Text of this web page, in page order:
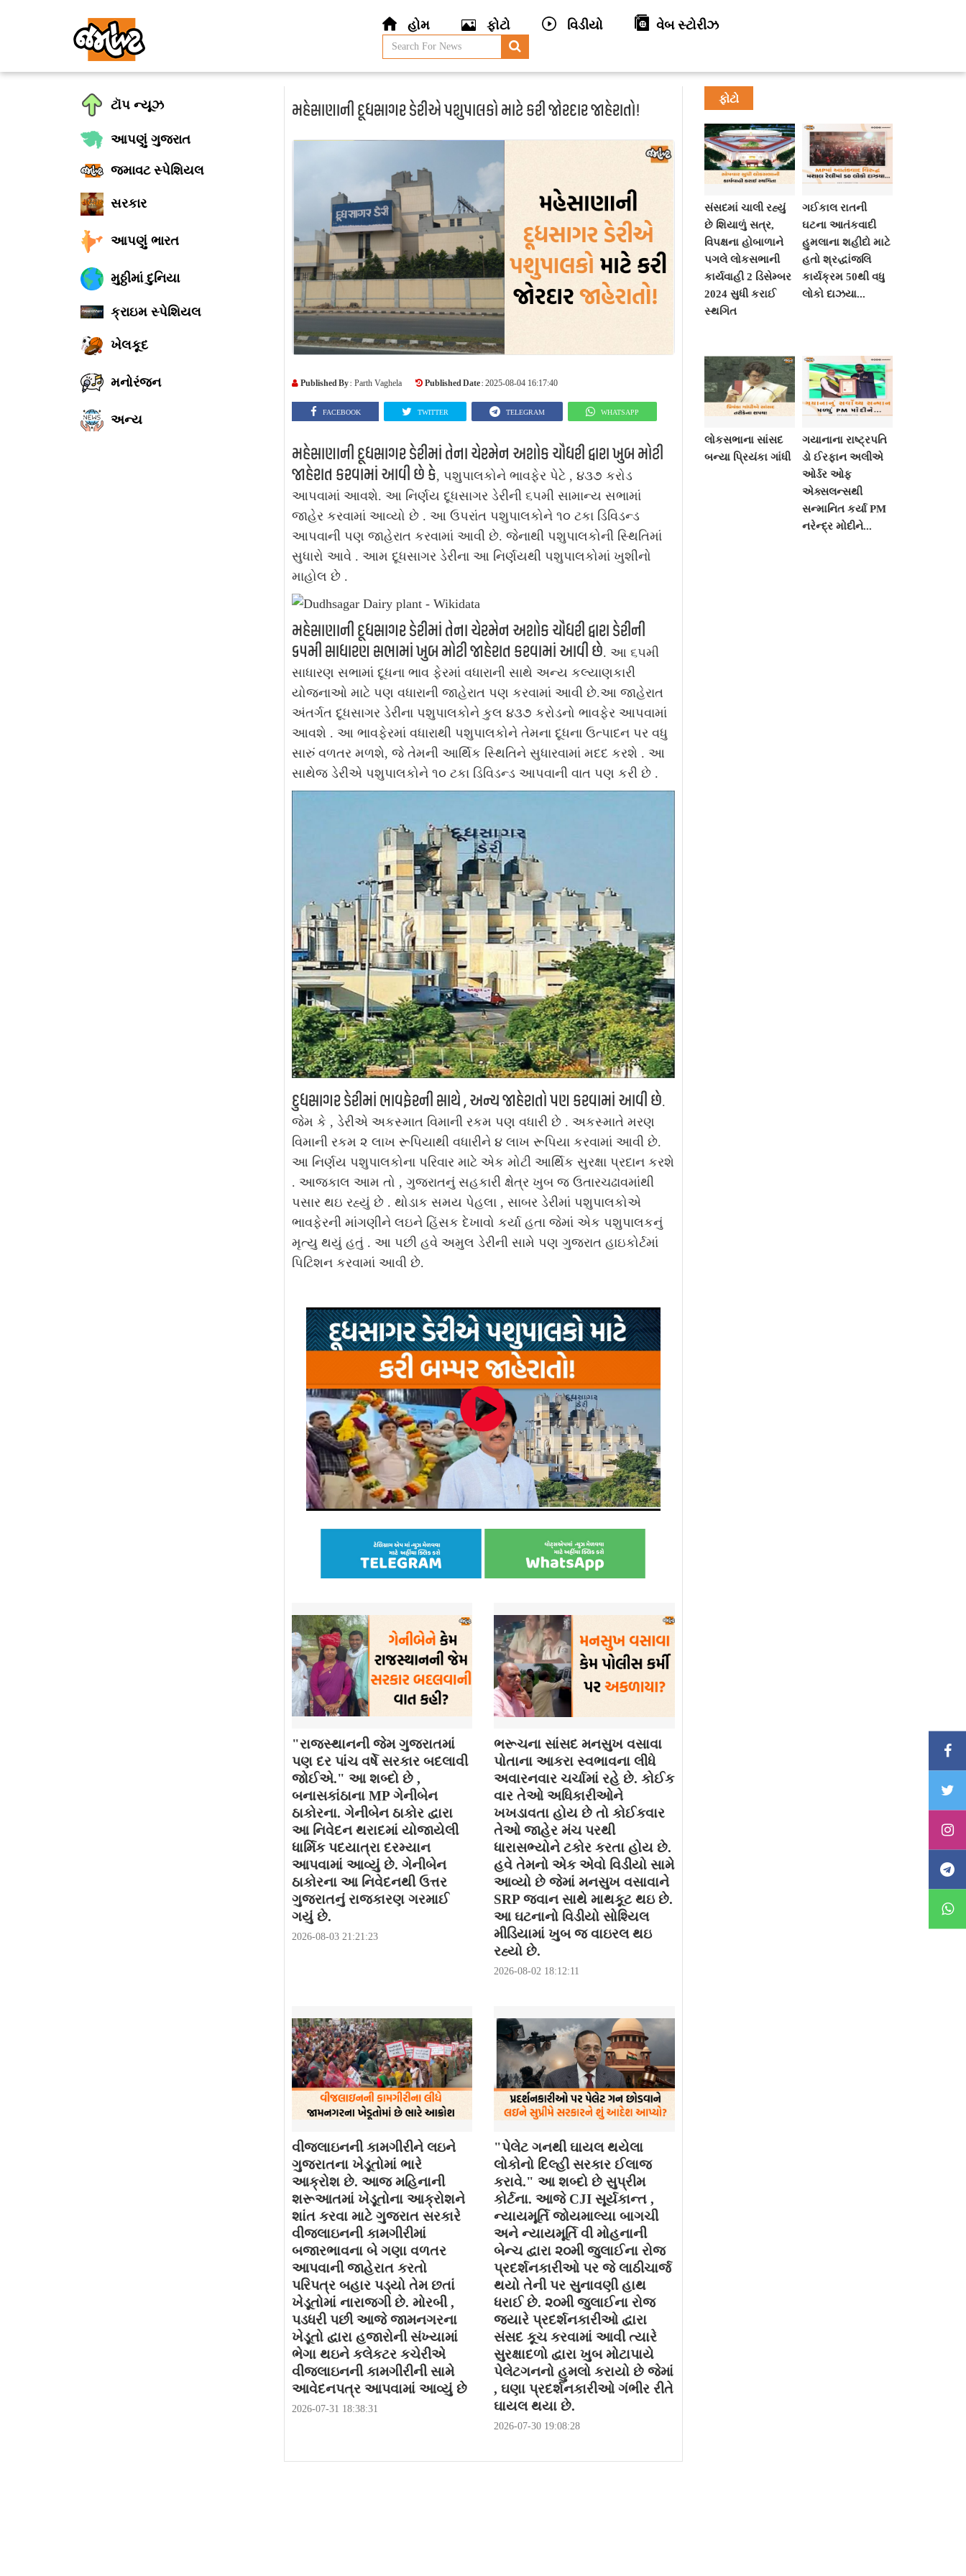
હોમ ફોટો વિડીયો વેબ સ્ટોરીઝ
ટૉપ ન્યૂઝ
આપણું ગુજરાત
જમાવટ સ્પેશિયલ
સરકાર
આપણું ભારત
મુઠ્ઠીમાં દુનિયા
ક્રાઇમ સ્પેશિયલ
ખેલકૂદ
મનોરંજન
અન્ય
મહેસાણાની દૂધસાગર ડેરીએ પશુપાલકો માટે કરી જોરદાર જાહેરાતો!
Published By : Parth Vaghela Published Date : 2025-08-04 16:17:40
FACEBOOK TWITTER TELEGRAM WHATSAPP
મહેસાણાની દૂધસાગર ડેરીમાં તેના ચેરમેન અશોક ચૌધરી દ્વારા ખુબ મોટી
જાહેરાત કરવામાં આવી છે કે, પશુપાલકોને ભાવફેર પેટે , ૪૩૭ કરોડ
આપવામાં આવશે. આ નિર્ણય દૂધસાગર ડેરીની ૬૫મી સામાન્ય સભામાં
જાહેર કરવામાં આવ્યો છે . આ ઉપરાંત પશુપાલકોને ૧૦ ટકા ડિવિડન્ડ
આપવાની પણ જાહેરાત કરવામાં આવી છે. જેનાથી પશુપાલકોની સ્થિતિમાં
સુધારો આવે . આમ દૂધસાગર ડેરીના આ નિર્ણયથી પશુપાલકોમાં ખુશીનો
માહોલ છે .
મહેસાણાની દૂધસાગર ડેરીમાં તેના ચેરમેન અશોક ચૌધરી દ્વારા ડેરીની
૬૫મી સાધારણ સભામાં ખુબ મોટી જાહેરાત કરવામાં આવી છે. આ ૬૫મી
સાધારણ સભામાં દૂધના ભાવ ફેરમાં વધારાની સાથે અન્ય કલ્યાણકારી
યોજનાઓ માટે પણ વધારાની જાહેરાત પણ કરવામાં આવી છે.આ જાહેરાત
અંતર્ગત દૂધસાગર ડેરીના પશુપાલકોને કુલ ૪૩૭ કરોડનો ભાવફેર આપવામાં
આવશે . આ ભાવફેરમાં વધારાથી પશુપાલકોને તેમના દૂધના ઉત્પાદન પર વધુ
સારું વળતર મળશે, જે તેમની આર્થિક સ્થિતિને સુધારવામાં મદદ કરશે . આ
સાથેજ ડેરીએ પશુપાલકોને ૧૦ ટકા ડિવિડન્ડ આપવાની વાત પણ કરી છે .
દુધસાગર ડેરીમાં ભાવફેરની સાથે , અન્ય જાહેરાતો પણ કરવામાં આવી છે.
જેમ કે , ડેરીએ અકસ્માત વિમાની રકમ પણ વધારી છે . અકસ્માતે મરણ
વિમાની રકમ ૨ લાખ રૂપિયાથી વધારીને ૪ લાખ રૂપિયા કરવામાં આવી છે.
આ નિર્ણય પશુપાલકોના પરિવાર માટે એક મોટી આર્થિક સુરક્ષા પ્રદાન કરશે
. આજકાલ આમ તો , ગુજરાતનું સહકારી ક્ષેત્ર ખુબ જ ઉતારચઢાવમાંથી
પસાર થઇ રહ્યું છે . થોડાક સમય પેહલા , સાબર ડેરીમાં પશુપાલકોએ
ભાવફેરની માંગણીને લઇને હિંસક દેખાવો કર્યા હતા જેમાં એક પશુપાલકનું
મૃત્યુ થયું હતું . આ પછી હવે અમુલ ડેરીની સામે પણ ગુજરાત હાઇકોર્ટમાં
પિટિશન કરવામાં આવી છે.
"રાજસ્થાનની જેમ ગુજરાતમાં
પણ દર પાંચ વર્ષે સરકાર બદલાવી
જોઈએ." આ શબ્દો છે ,
બનાસકાંઠાના MP ગેનીબેન
ઠાકોરના. ગેનીબેન ઠાકોર દ્વારા
આ નિવેદન થરાદમાં યોજાયેલી
ધાર્મિક પદયાત્રા દરમ્યાન
આપવામાં આવ્યું છે. ગેનીબેન
ઠાકોરના આ નિવેદનથી ઉત્તર
ગુજરાતનું રાજકારણ ગરમાઈ
ગયું છે.
2026-08-03 21:21:23
ભરૂચના સાંસદ મનસુખ વસાવા
પોતાના આકરા સ્વભાવના લીધે
અવારનવાર ચર્ચામાં રહે છે. કોઈક
વાર તેઓ અધિકારીઓને
ખખડાવતા હોય છે તો કોઈકવાર
તેઓ જાહેર મંચ પરથી
ધારાસભ્યોને ટકોર કરતા હોય છે.
હવે તેમનો એક એવો વિડીયો સામે
આવ્યો છે જેમાં મનસુખ વસાવાને
SRP જવાન સાથે માથકૂટ થઇ છે.
આ ઘટનાનો વિડીયો સોશ્યિલ
મીડિયામાં ખુબ જ વાઇરલ થઇ
રહ્યો છે.
2026-08-02 18:12:11
વીજલાઇનની કામગીરીને લઇને
ગુજરાતના ખેડૂતોમાં ભારે
આક્રોશ છે. આજ મહિનાની
શરૂઆતમાં ખેડૂતોના આક્રોશને
શાંત કરવા માટે ગુજરાત સરકારે
વીજલાઇનની કામગીરીમાં
બજારભાવના બે ગણા વળતર
આપવાની જાહેરાત કરતો
પરિપત્ર બહાર પડ્યો તેમ છતાં
ખેડૂતોમાં નારાજગી છે. મોરબી ,
પડધરી પછી આજે જામનગરના
ખેડૂતો દ્વારા હજારોની સંખ્યામાં
ભેગા થઇને કલેકટર કચેરીએ
વીજલાઇનની કામગીરીની સામે
આવેદનપત્ર આપવામાં આવ્યું છે
2026-07-31 18:38:31
"પેલેટ ગનથી ઘાયલ થયેલા
લોકોનો દિલ્હી સરકાર ઈલાજ
કરાવે." આ શબ્દો છે સુપ્રીમ
કોર્ટના. આજે CJI સૂર્યકાન્ત ,
ન્યાયમૂર્તિ જોયમાલ્યા બાગચી
અને ન્યાયમૂર્તિ વી મોહનાની
બેન્ચ દ્વારા ૨૦મી જુલાઈના રોજ
પ્રદર્શનકારીઓ પર જે લાઠીચાર્જ
થયો તેની પર સુનાવણી હાથ
ધરાઈ છે. ૨૦મી જુલાઈના રોજ
જયારે પ્રદર્શનકારીઓ દ્વારા
સંસદ કૂચ કરવામાં આવી ત્યારે
સુરક્ષાદળો દ્વારા ખુબ મોટાપાયે
પેલેટગનનો હુમલો કરાયો છે જેમાં
, ઘણા પ્રદર્શનકારીઓ ગંભીર રીતે
ઘાયલ થયા છે.
2026-07-30 19:08:28
ફોટો
સંસદમાં ચાલી રહ્યું
છે શિયાળું સત્ર,
વિપક્ષના હોબાળાને
પગલે લોકસભાની
કાર્યવાહી 2 ડિસેમ્બર
2024 સુધી કરાઈ
સ્થગિત
ગઈકાલ રાતની
ઘટના આતંકવાદી
હુમલાના શહીદો માટે
હતો શ્રદ્ધાંજલિ
કાર્યક્રમ 50થી વધુ
લોકો દાઝયા...
લોકસભાના સાંસદ
બન્યા પ્રિયંકા ગાંધી
ગયાનાના રાષ્ટ્રપતિ
ડો ઈરફાન અલીએ
ઓર્ડર ઓફ
એક્સલન્સથી
સન્માનિત કર્યા PM
નરેન્દ્ર મોદીને...